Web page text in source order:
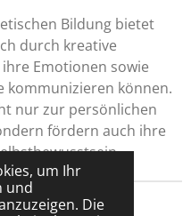
um Ihr
und
Die
Bildung bietet
durch kreative
Emotionen sowie
kommunizieren können.
nur zur persönlichen
fördern auch ihre